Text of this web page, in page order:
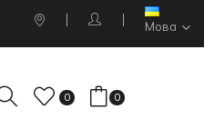
Мова
0 0